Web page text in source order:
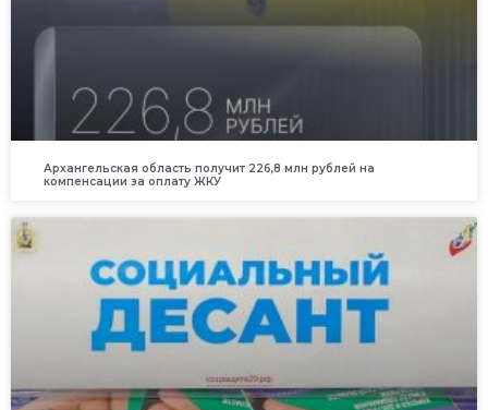
Архангельская область получит 226,8 млн рублей на
компенсации за оплату ЖКУ